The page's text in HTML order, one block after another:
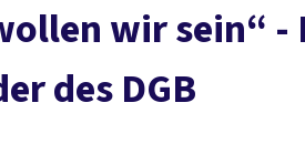
wir sein“ -
des DGB